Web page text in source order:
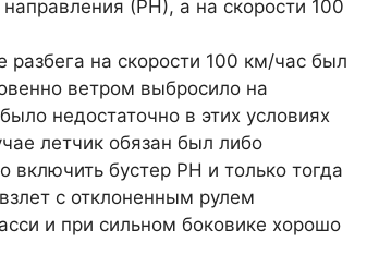
(РН), а на скорости 100
на скорости 100 км/час был
ветром выбросило на
недостаточно в этих условиях
летчик обязан был либо
включить бустер РН и только тогда
с отклоненным рулем
и при сильном боковике хорошо